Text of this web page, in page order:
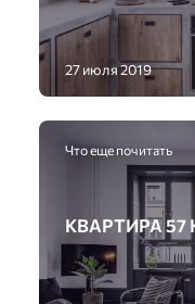
27 июля 2019
Что еще почитать
КВАРТИРА 57